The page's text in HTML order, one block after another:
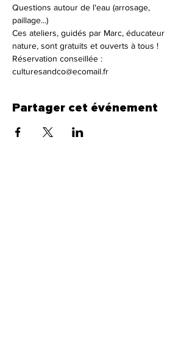
Questions autour de l'eau (arrosage,
paillage...)
Ces ateliers, guidés par Marc, éducateur
nature, sont gratuits et ouverts à tous !
Réservation conseillée :
culturesandco@ecomail.fr
Partager cet événement